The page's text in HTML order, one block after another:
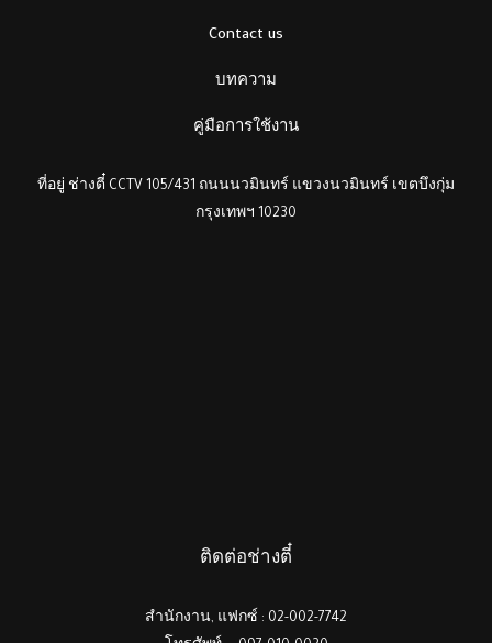
Contact us
บทความ
คู่มือการใช้งาน
ที่อยู่ ช่างตี๋ CCTV 105/431 ถนนนวมินทร์ แขวงนวมินทร์ เขตบึงกุ่ม
กรุงเทพฯ 10230
ติดต่อช่างตี๋
สำนักงาน, แฟกซ์ : 02-002-7742